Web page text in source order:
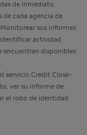
de inmediato.
cada agencia de
sus informes
actividad
encuentran disponibles
servicio Credit Close-
ver su informe de
el robo de identidad.